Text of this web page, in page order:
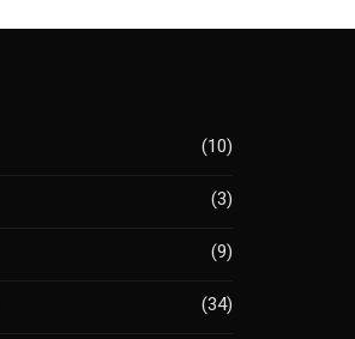
(10)
(3)
(9)
(34)